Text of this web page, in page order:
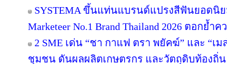
SYSTEMA ขึ้นแท่นแบรนด์แปรงสีฟันยอดนิ
Marketeer No.1 Brand Thailand 2026 ตอกย้
2 SME เด่น “ชา กาแฟ ตรา พยัคฆ์” และ “
ชุมชน ดันผลผลิตเกษตรกร และวัตถุดิบท้องถิ่